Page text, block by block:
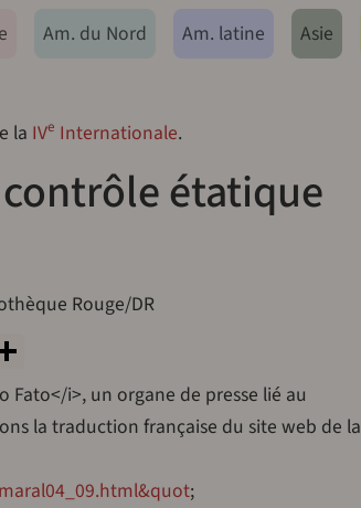
Am. du Nord Am. latine Asie
la IVe Internationale.
étatique
Rouge/DR
i>, un organe de presse lié au
la traduction française du site web de la
;